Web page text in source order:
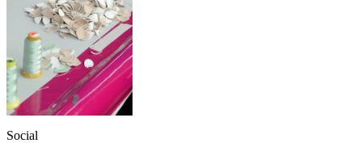
Social